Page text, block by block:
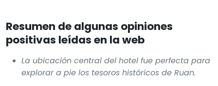
Resumen de algunas opiniones
positivas leídas en la web
La ubicación central del hotel fue perfecta para
explorar a pie los tesoros históricos de Ruan.